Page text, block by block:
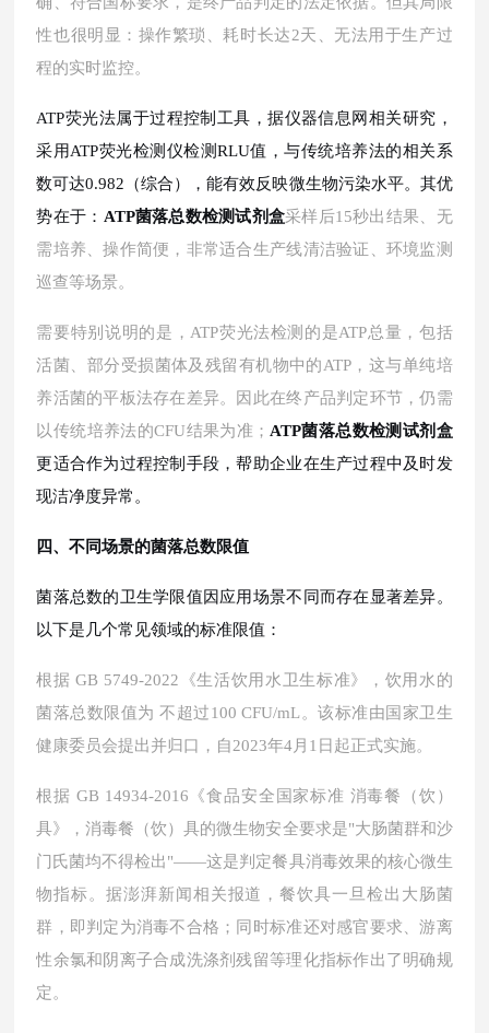
性也很明显：操作繁琐、耗时长达2天、无法用于生产过
程的实时监控。
ATP荧光法属于过程控制工具，据仪器信息网相关研究，
采用ATP荧光检测仪检测RLU值，与传统培养法的相关系
数可达0.982（综合），能有效反映微生物污染水平。其优
势在于： ATP菌落总数检测试剂盒采样后15秒出结果、无
需培养、操作简便，非常适合生产线清洁验证、环境监测
巡查等场景。
需要特别说明的是， ATP荧光法检测的是ATP总量，包括
活菌、部分受损菌体及残留有机物中的ATP，这与单纯培
养活菌的平板法存在差异。因此在终产品判定环节，仍需
以传统培养法的CFU结果为准； ATP菌落总数检测试剂盒
更适合作为过程控制手段，帮助企业在生产过程中及时发
现洁净度异常。
四、不同场景的菌落总数限值
菌落总数的卫生学限值因应用场景不同而存在显著差异。
以下是几个常见领域的标准限值：
根据 GB 5749-2022《生活饮用水卫生标准》，饮用水的
菌落总数限值为 不超过100 CFU/mL。该标准由国家卫生
健康委员会提出并归口，自2023年4月1日起正式实施。
根据 GB 14934-2016《食品安全国家标准 消毒餐（饮）
具》，消毒餐（饮）具的微生物安全要求是"大肠菌群和沙
门氏菌均不得检出"——这是判定餐具消毒效果的核心微生
物指标。据澎湃新闻相关报道，餐饮具一旦检出大肠菌
群，即判定为消毒不合格；同时标准还对感官要求、游离
性余氯和阴离子合成洗涤剂残留等理化指标作出了明确规
定。